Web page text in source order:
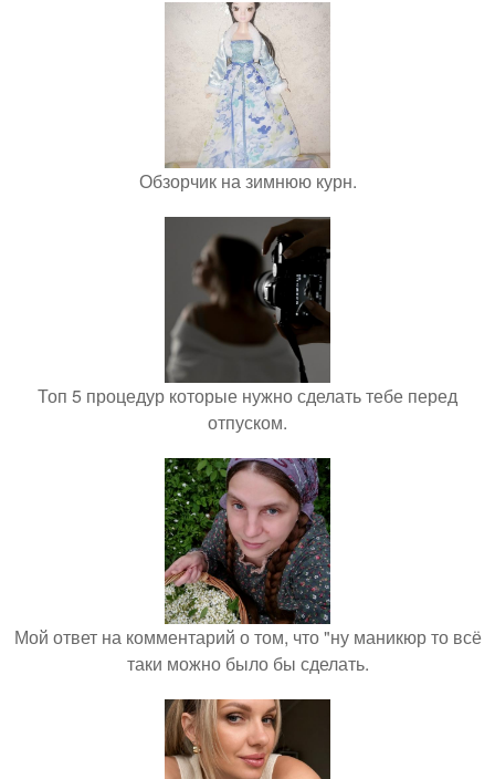
Обзорчик на зимнюю курн.
Топ 5 процедур которые нужно сделать тебе перед
отпуском.
Мой ответ на комментарий о том, что "ну маникюр то всё
таки можно было бы сделать.